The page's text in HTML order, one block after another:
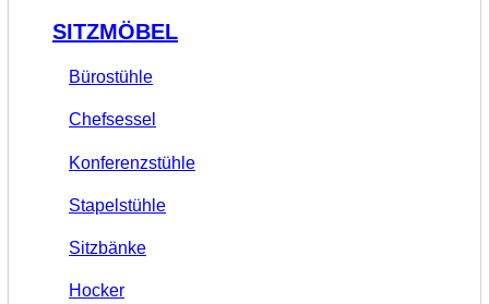
SITZMÖBEL
Bürostühle
Chefsessel
Konferenzstühle
Stapelstühle
Sitzbänke
Hocker